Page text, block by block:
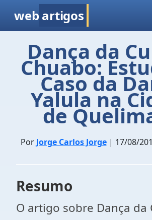
web artigos
Dança da
Chuabo:
Caso da
Yalula na
de
Por Jorge Carlos Jorge| 17/08/
Resumo
O artigo sobre Dança da